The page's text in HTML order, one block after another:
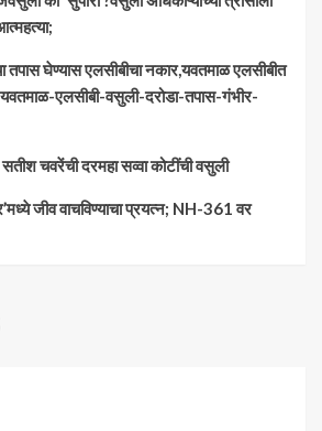
तपास घेण्यास एलसीबीचा नकार,यवतमाळ एलसीबीत
एलसीबी-वसुली-दरोडा-तपास-गंभीर-
चवरेंची दरमहा सव्वा कोटींची वसुली
जीव वाचविण्याचा प्रयत्न; NH-361 वर